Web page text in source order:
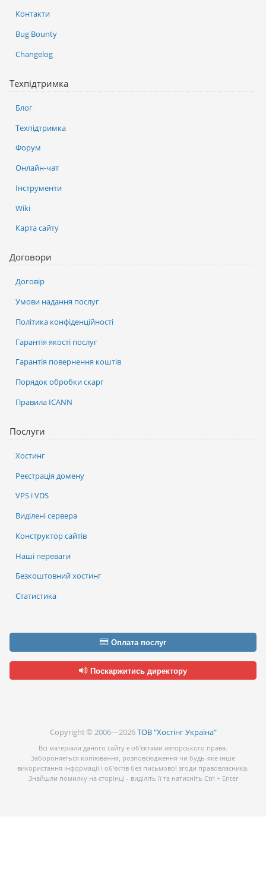
Послуги
Хостинг
Реєстрація домену
VPS і VDS
Виділені сервера
Конструктор сайтів
Наші переваги
Безкоштовний хостинг
Статистика
Контакти
Bug Bounty
Changelog
Техпідтримка
Блог
Техпідтримка
Форум
Онлайн-чат
Інструменти
Wiki
Карта сайту
Договори
Договір
Умови надання послуг
Політика конфіденційності
Гарантія якості послуг
Гарантія повернення коштів
Порядок обробки скарг
Правила ICANN
Оплата послуг
Поскаржитись директору
Copyright © 2006—2026ТОВ "Хостінг Україна"
Всі матеріали даного сайту є об’єктами авторського права.
Забороняється копіювання, розповсюдження чи будь-яке інше
використання інформації і об’єктів без письмової згоди правовласника.
Знайшли помилку на сторінці - виділіть її та натисніть Ctrl + Enter